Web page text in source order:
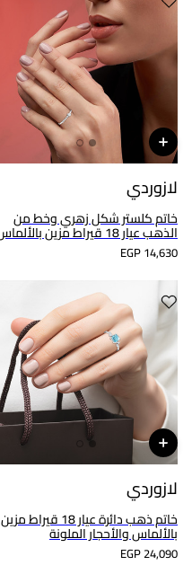
لازوردي
خاتم كلستر شكل زهري وخط من
الذهب عيار 18 قيراط مزين بالألماس
EGP 14,630
لازوردي
خاتم ذهب دائرة عيار 18 قيراط مزين
بالألماس والأحجار الملونة
EGP 24,090